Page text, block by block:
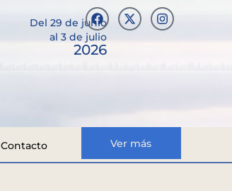
Del 29 de junio
al 3 de julio
2026
Contacto Ver más